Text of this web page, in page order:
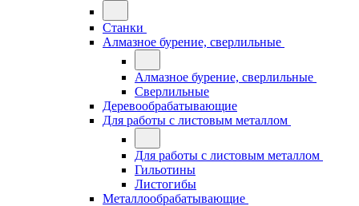
Станки
Алмазное бурение, сверлильные
Алмазное бурение, сверлильные
Сверлильные
Деревообрабатывающие
Для работы с листовым металлом
Для работы с листовым металлом
Гильотины
Листогибы
Металлообрабатывающие